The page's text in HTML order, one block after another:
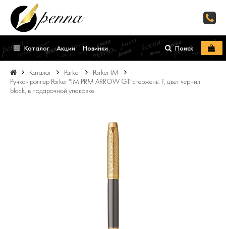
Каталог Акции Новинки Поиск
Каталог Parker
Parker IM
Ручка- роллер Parker "IM PRM ARROW GT"стержень: F, цвет чернил:
black, в подарочной упаковке.